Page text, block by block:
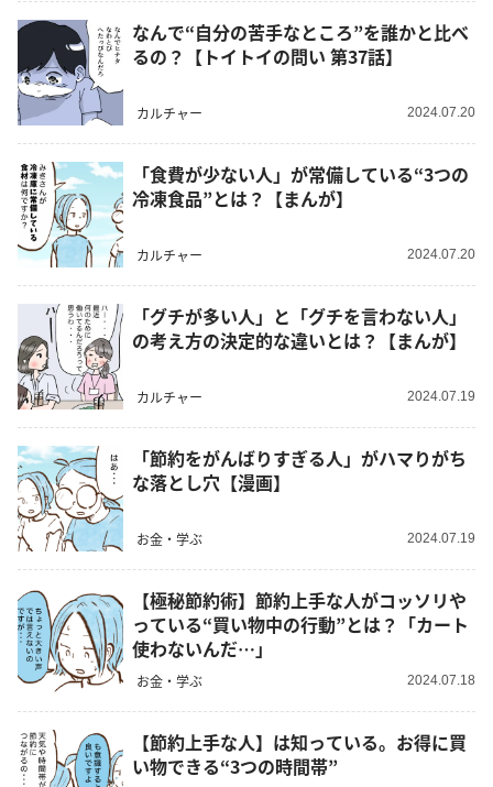
なんで“自分の苦手なところ”を誰かと比べ
るの？【トイトイの問い 第37話】
カルチャー 2024.07.20
「食費が少ない人」が常備している“3つの
冷凍食品”とは？【まんが】
カルチャー 2024.07.20
「グチが多い人」と「グチを言わない人」
の考え方の決定的な違いとは？【まんが】
カルチャー 2024.07.19
「節約をがんばりすぎる人」がハマりがち
な落とし穴【漫画】
お金・学ぶ 2024.07.19
【極秘節約術】節約上手な人がコッソリや
っている“買い物中の行動”とは？「カート
使わないんだ…」
お金・学ぶ 2024.07.18
【節約上手な人】は知っている。お得に買
い物できる“3つの時間帯”